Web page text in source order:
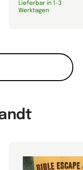
Lieferbar in 1-3
Werktagen